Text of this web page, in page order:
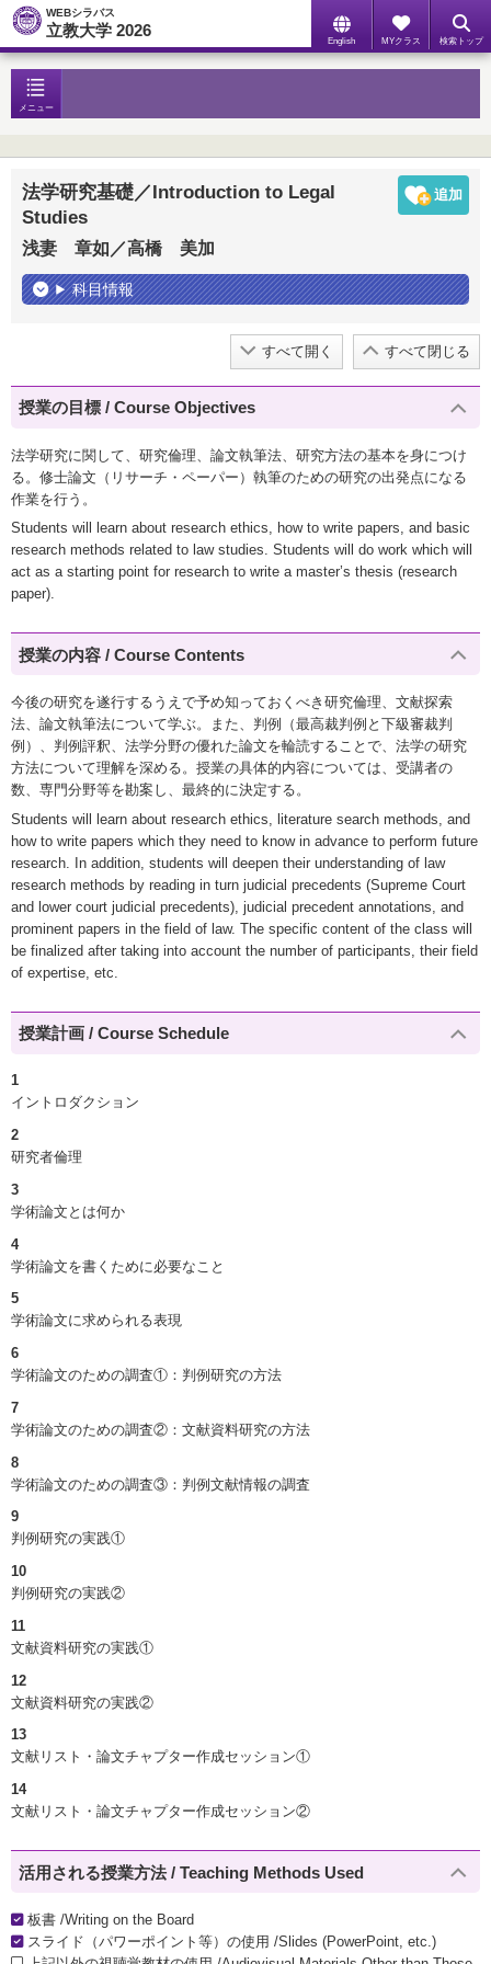
WEBシラバス
立教大学 2026
English MYクラス 検索トップ
メニュー
法学研究基礎／Introduction to Legal
Studies
浅妻 章如／高橋 美加
科目情報
すべて開く すべて閉じる
授業の目標 / Course Objectives
法学研究に関して、研究倫理、論文執筆法、研究方法の基本を身につけ
る。修士論文（リサーチ・ペーパー）執筆のための研究の出発点になる
作業を行う。
Students will learn about research ethics, how to write papers, and basic
research methods related to law studies. Students will do work which will
act as a starting point for research to write a master’s thesis (research
paper).
授業の内容 / Course Contents
今後の研究を遂行するうえで予め知っておくべき研究倫理、文献探索
法、論文執筆法について学ぶ。また、判例（最高裁判例と下級審裁判
例）、判例評釈、法学分野の優れた論文を輪読することで、法学の研究
方法について理解を深める。授業の具体的内容については、受講者の
数、専門分野等を勘案し、最終的に決定する。
Students will learn about research ethics, literature search methods, and
how to write papers which they need to know in advance to perform future
research. In addition, students will deepen their understanding of law
research methods by reading in turn judicial precedents (Supreme Court
and lower court judicial precedents), judicial precedent annotations, and
prominent papers in the field of law. The specific content of the class will
be finalized after taking into account the number of participants, their field
of expertise, etc.
授業計画 / Course Schedule
1
イントロダクション
2
研究者倫理
3
学術論文とは何か
4
学術論文を書くために必要なこと
5
学術論文に求められる表現
6
学術論文のための調査①：判例研究の方法
7
学術論文のための調査②：文献資料研究の方法
8
学術論文のための調査③：判例文献情報の調査
9
判例研究の実践①
10
判例研究の実践②
11
文献資料研究の実践①
12
文献資料研究の実践②
13
文献リスト・論文チャプター作成セッション①
14
文献リスト・論文チャプター作成セッション②
活用される授業方法 / Teaching Methods Used
板書 /Writing on the Board
スライド（パワーポイント等）の使用 /Slides (PowerPoint, etc.)